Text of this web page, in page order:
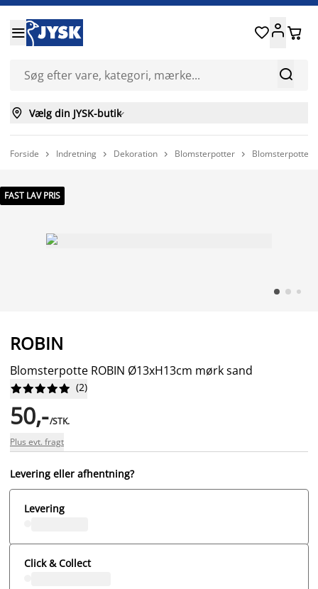


 
 Vælg din JYSK-butik
Forside  Indretning  Dekoration  Blomsterpotter  Blomsterpotte
FAST LAV PRIS
ROBIN
Blomsterpotte ROBIN Ø13xH13cm mørk sand





 (2)
50,-/STK.
Plus evt. fragt
Levering eller afhentning?
Levering
Click & Collect